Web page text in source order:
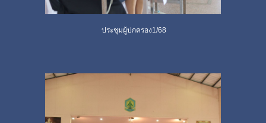
ประชุมผู้ปกครอง1/68